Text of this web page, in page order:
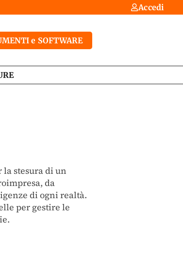
Accedi
e SOFTWARE
stesura di un
da
di ogni realtà.
per gestire le